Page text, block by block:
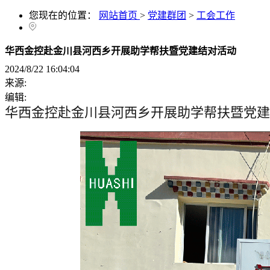
您现在的位置： 网站首页 > 党建群团 > 工会工作
华西金控赴金川县河西乡开展助学帮扶暨党建结对活动
2024/8/22 16:04:04
来源:
编辑:
华西金控赴金川县河西乡开展助学帮扶暨党